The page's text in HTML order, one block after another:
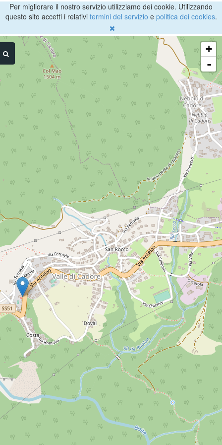
Per migliorare il nostro servizio utilizziamo dei cookie. Utilizzando
questo sito accetti i relativi termini del servizio e politica dei cookies.
+
-